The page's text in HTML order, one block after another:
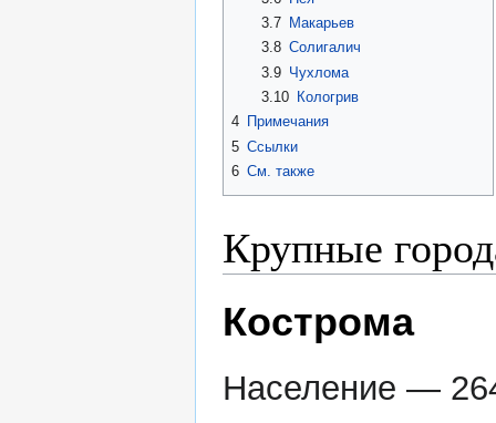
3.7
Макарьев
3.8 Солигалич
3.9 Чухлома
3.10
Кологрив
4 Примечания
5 Ссылки
6 См. также
Крупные
Кострома
Население —